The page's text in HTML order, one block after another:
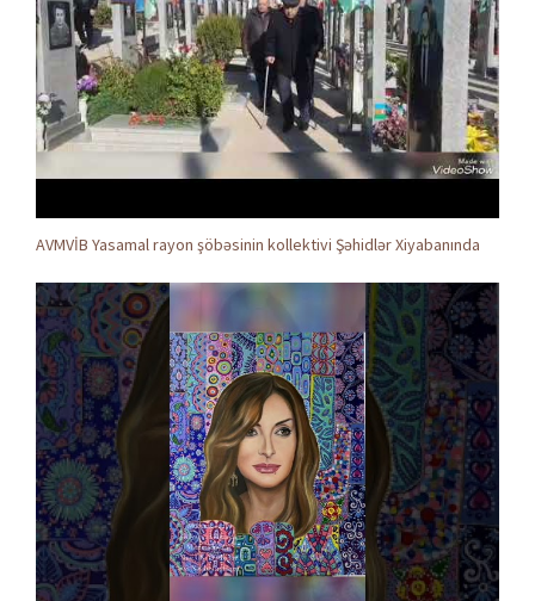
AVMVİB Yasamal rayon şöbəsinin kollektivi Şəhidlər Xiyabanında